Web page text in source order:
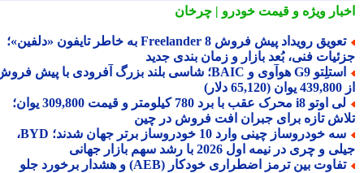
ویژهو قیمت خودرو | چرخان
تعویق رویداد پیش فروش Freelander 8 به خاطر تایفون «دلفین»؛
فنی، بُعد بازار و زمان بندی جدید
استلِتو G9 هوآوی و BAIC؛ شاسی بلند بزرگ آفرودی با پیش فروش
لی اوتو i8 محرک عقب با برد 780 کیلومتر و قیمت 309,800 یوان؛
تازه برای جبران افت فروش در چین
سه خودروساز چینی وارد 10 خودروساز برتر جهان شدند؛ BYD،
چری در نیمه اول 2026 با رشد سهم بازار جهانی
تفاوت بین ترمز اضطراری خودکار (AEB) و هشدار برخورد جلو